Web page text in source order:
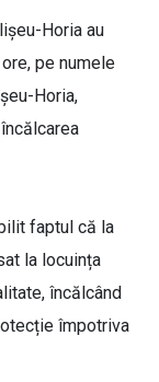
Horia au
pe numele
Horia,
faptul că la
la locuința
încălcând
împotriva